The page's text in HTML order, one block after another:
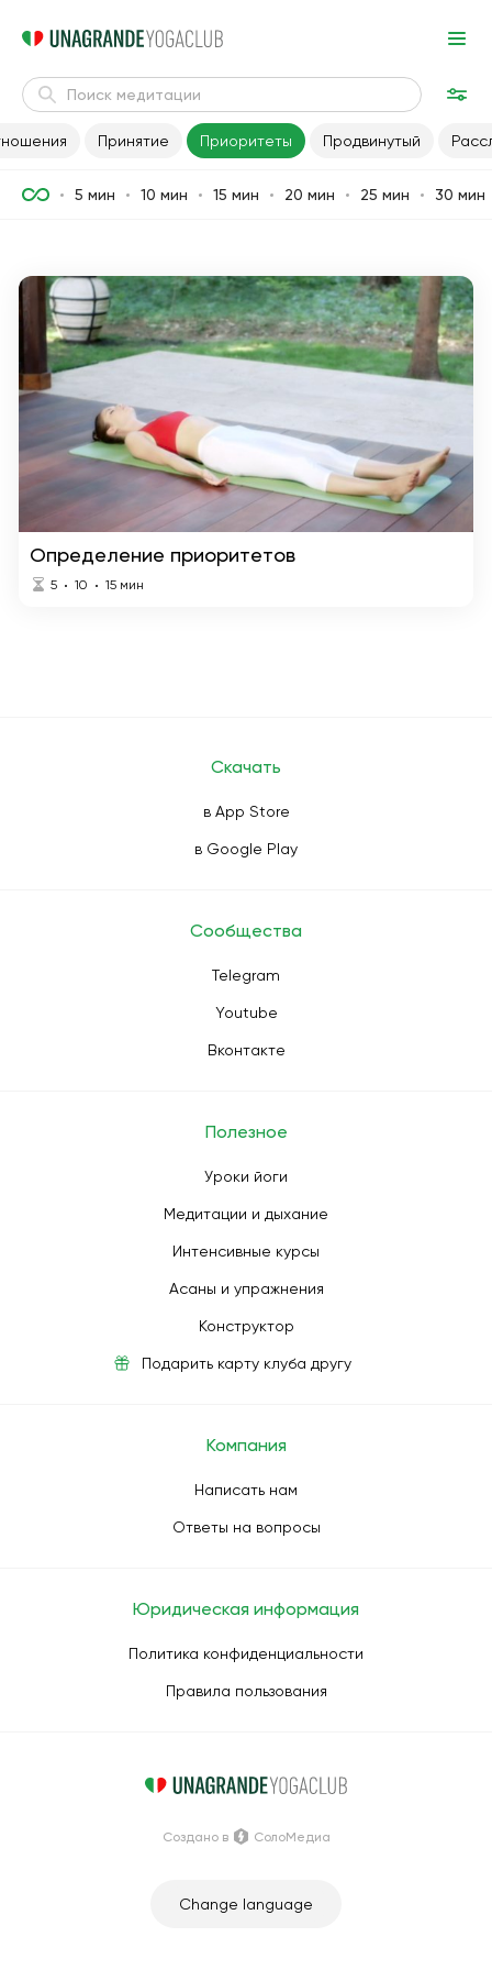
Принятие Приоритеты Продвинутый
5 мин 10 мин 15 мин 20 мин 25 мин 30 мин
Определение приоритетов
5 10 15 мин
Скачать
в App Store
в Google Play
Сообщества
Telegram
Youtube
Вконтакте
Полезное
Уроки йоги
Медитации и дыхание
Интенсивные курсы
Асаны и упражнения
Конструктор
Подарить карту клуба другу
Компания
Написать нам
Ответы на вопросы
Юридическая информация
Политика конфиденциальности
Правила пользования
Change language
Создано в СолоМедиа